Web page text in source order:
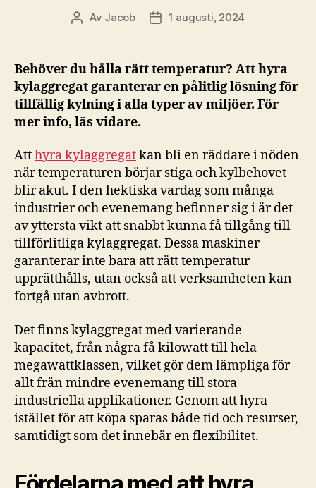
Inläggsförfattare
Av Jacob Inläggsdatum
1 augusti, 2024
Behöver du hålla rätt temperatur? Att hyra
kylaggregat garanterar en pålitlig lösning för
tillfällig kylning i alla typer av miljöer. För
mer info, läs vidare.
Atthyra kylaggregatkan bli en räddare i nöden
när temperaturen börjar stiga och kylbehovet
blir akut. I den hektiska vardag som många
industrier och evenemang befinner sig i är det
av yttersta vikt att snabbt kunna få tillgång till
tillförlitliga kylaggregat. Dessa maskiner
garanterar inte bara att rätt temperatur
upprätthålls, utan också att verksamheten kan
fortgå utan avbrott.
Det finns kylaggregat med varierande
kapacitet, från några få kilowatt till hela
megawattklassen, vilket gör dem lämpliga för
allt från mindre evenemang till stora
industriella applikationer. Genom att hyra
istället för att köpa sparas både tid och resurser,
samtidigt som det innebär en flexibilitet.